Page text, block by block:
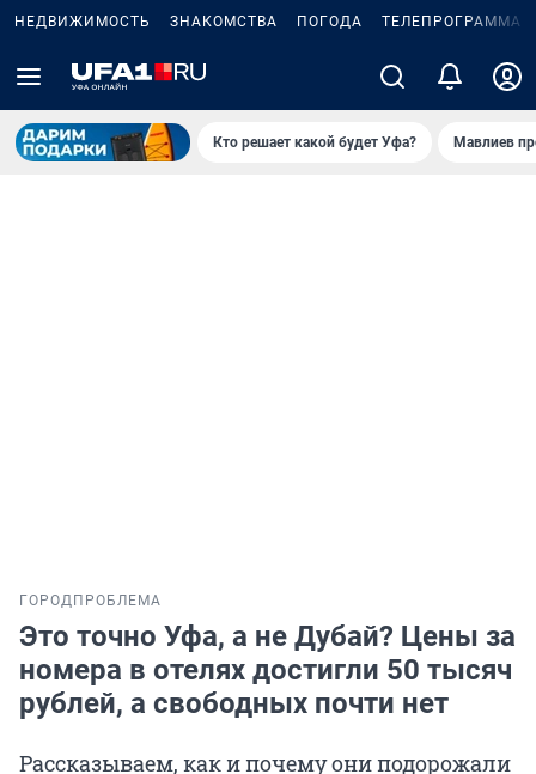
НЕДВИЖИМОСТЬ ЗНАКОМСТВА ПОГОДА ТЕЛЕПРОГРАММА
Кто решает какой будет Уфа? Мавлиев
ГОРОД ПРОБЛЕМА
Это точно Уфа, а не Дубай? Цены за
номера в отелях достигли 50 тысяч
рублей, а свободных почти нет
Рассказываем, как и почему они подорожали